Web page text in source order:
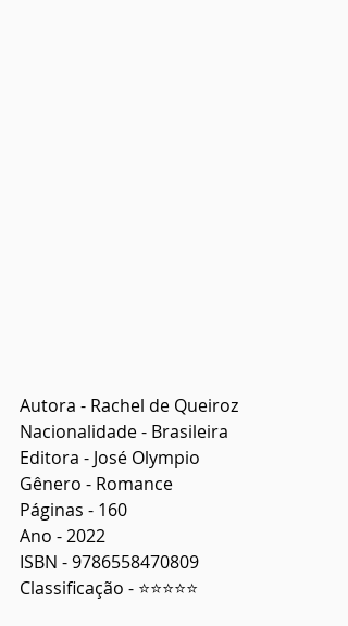
Autora - Rachel de Queiroz
Nacionalidade - Brasileira
Editora - José Olympio
Gênero - Romance
Páginas - 160
Ano - 2022
ISBN - 9786558470809
Classificação - ⭐⭐⭐⭐⭐